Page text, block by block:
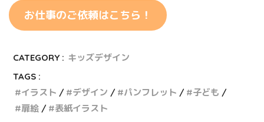
お仕事のご依頼はこちら！
CATEGORY : キッズデザイン
TAGS :
イラスト
デザイン パンフレット
子ども
扉絵
表紙イラスト